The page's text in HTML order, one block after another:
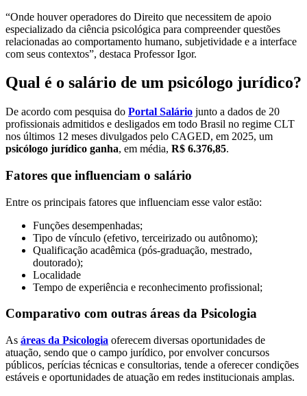
“Onde houver operadores do Direito que necessitem de apoio
especializado da ciência psicológica para compreender questões
relacionadas ao comportamento humano, subjetividade e a interface
com seus contextos”, destaca Professor Igor.
Qual é o salário de um psicólogo jurídico?
De acordo com pesquisa do Portal Salário junto a dados de 20
profissionais admitidos e desligados em todo Brasil no regime CLT
nos últimos 12 meses divulgados pelo CAGED, em 2025, um
psicólogo jurídico ganha, em média, R$ 6.376,85.
Fatores que influenciam o salário
Entre os principais fatores que influenciam esse valor estão:
Funções desempenhadas;
Tipo de vínculo (efetivo, terceirizado ou autônomo);
Qualificação acadêmica (pós-graduação, mestrado,
doutorado);
Localidade
Tempo de experiência e reconhecimento profissional;
Comparativo com outras áreas da Psicologia
As áreas da Psicologia oferecem diversas oportunidades de
atuação, sendo que o campo jurídico, por envolver concursos
públicos, perícias técnicas e consultorias, tende a oferecer condições
estáveis e oportunidades de atuação em redes institucionais amplas.